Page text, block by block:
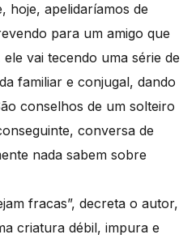
hoje, apelidaríamos de
para um amigo que
vai tecendo uma série de
familiar e conjugal, dando
conselhos de um solteiro
conversa de
nada sabem sobre
fracas”, decreta o autor,
criatura débil, impura e